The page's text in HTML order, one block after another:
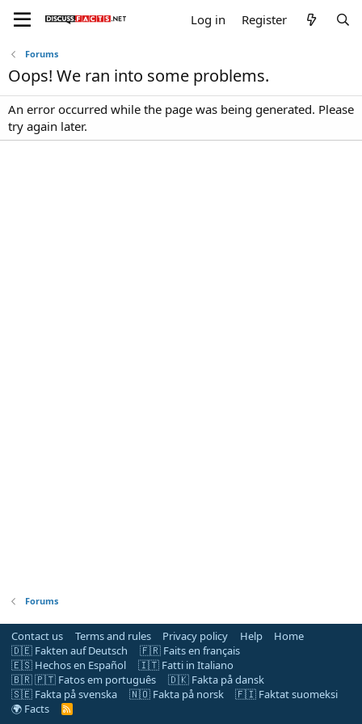
Log in Register
Forums
Oops! We ran into some problems.
An error occurred while the page was being generated. Please
try again later.
Forums
Contact us Terms and rules Privacy policy Help
Home
🇩🇪 Fakten auf Deutsch
🇫🇷 Faits en français
🇪🇸 Hechos en Español
🇮🇹 Fatti in Italiano
🇧🇷 🇵🇹 Fatos em português
🇩🇰 Fakta på dansk
🇸🇪 Fakta på svenska
🇳🇴 Fakta på norsk
🇫🇮 Faktat suomeksi
🌍 Facts
R